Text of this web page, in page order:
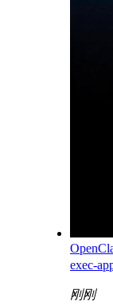
exec-
刚刚